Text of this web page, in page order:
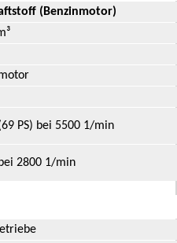
(Benzinmotor)
PS) bei 5500 1/min
2800 1/min